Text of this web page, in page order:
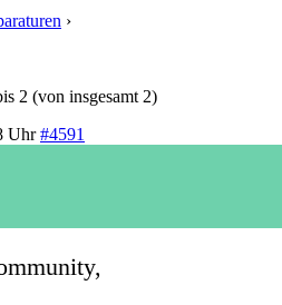
›
2 (von insgesamt 2)
Uhr #4591